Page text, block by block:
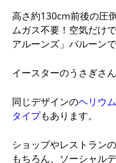
高さ約130cm前後の圧
ムガス不要！空気だけ
アルーンズ」バルーンで
イースターのうさぎさ
同じデザインのヘリウ
タイプもあります。
ショップやレストラン
もちろん、ソーシャル